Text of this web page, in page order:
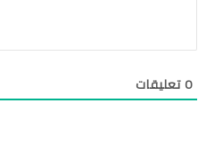
0تعليقات